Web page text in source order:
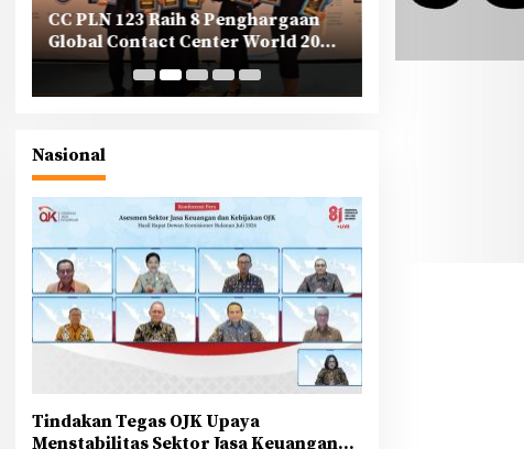
CC PLN 123 Raih 8 Penghargaan
Global Contact Center World 2025
di Yunani
Berkeadilan di
Nasional
Tindakan Tegas OJK Upaya
Menstabilitas Sektor Jasa Keuangan